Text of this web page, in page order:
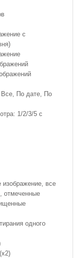
с
Все, По дате, По
1/2/3/5 с
изображение, все
отмеченные
одного